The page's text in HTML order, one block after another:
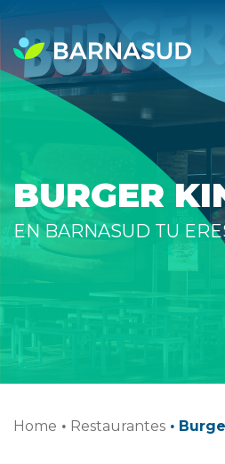
BURGER
EN BARNASUD TU
Home · Restaurantes ·